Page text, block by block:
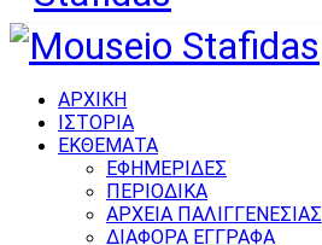
ΑΡΧΙΚΗ
ΙΣΤΟΡΙΑ
ΕΚΘΕΜΑΤΑ
ΕΦΗΜΕΡΙΔΕΣ
ΠΕΡΙΟΔΙΚΑ
ΑΡΧΕΙΑ ΠΑΛΙΓΓΕΝΕΣΙΑΣ
ΔΙΑΦΟΡΑ ΕΓΓΡΑΦΑ